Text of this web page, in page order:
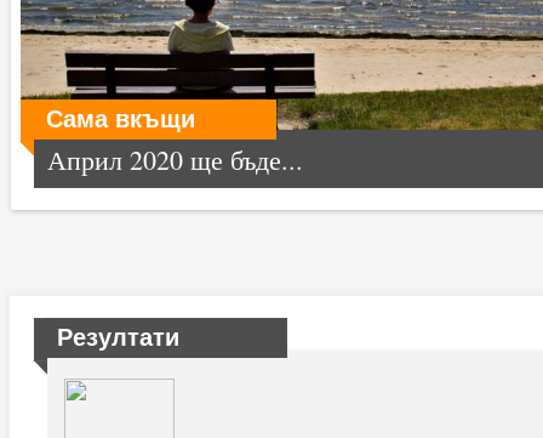
Сама вкъщи
Април 2020 ще бъде...
Резултати